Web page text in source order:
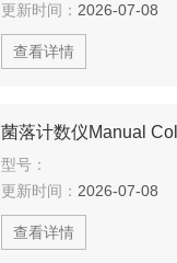
更新时间： 2026-07-08
查看详情
型号：
更新时间： 2026-07-08
查看详情